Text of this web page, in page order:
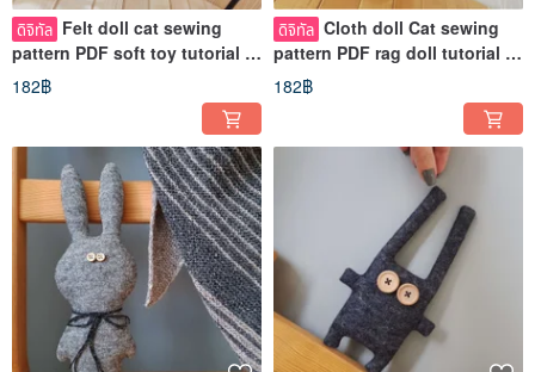
ดิจิทัล Felt doll cat sewing
pattern PDF soft toy tutorial in
English digital product
182฿
ดิจิทัล Cloth doll Cat sewing
pattern PDF rag doll tutorial in
English, Digital download
182฿